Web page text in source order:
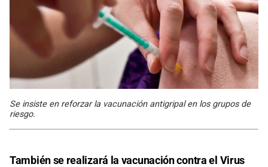
Se insiste en reforzar la vacunación antigripal en los grupos de
riesgo.
También se realizará la vacunación contra el Virus